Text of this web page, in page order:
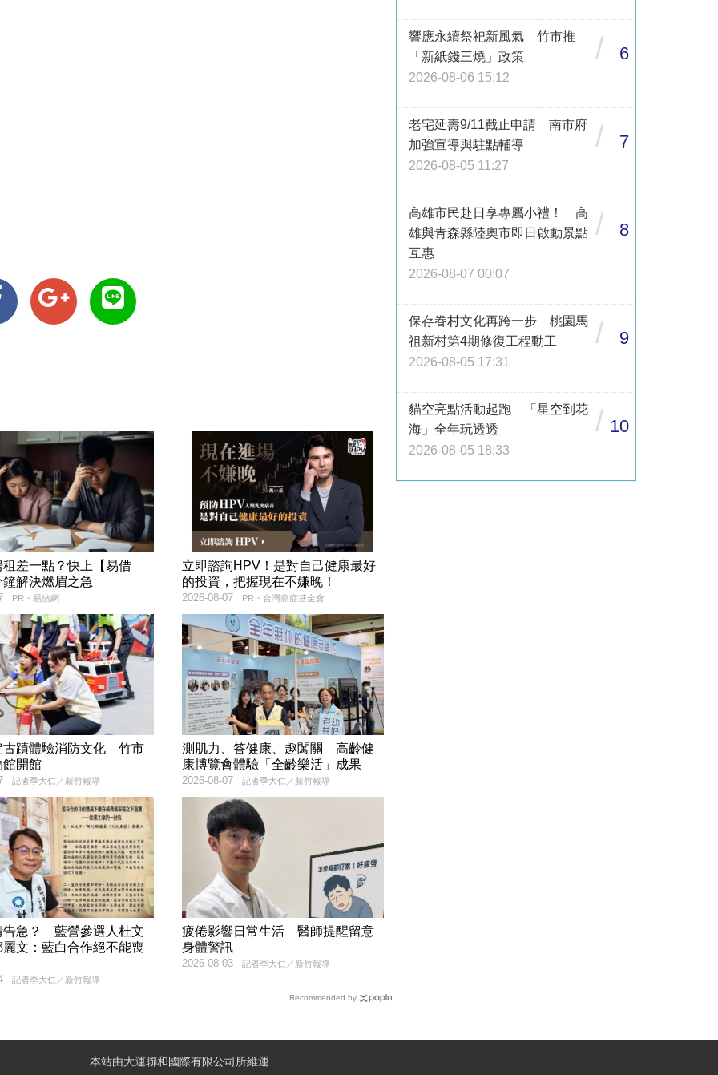
租差一點？快上【易借
解決燃眉之急
PR・易借網
立即諮詢HPV！是對自己健康最好
的投資，把握現在不嫌晚！
PR・台灣癌症基金會
2026-08-07
古蹟體驗消防文化 竹市
館開館
記者季大仁／新竹報導
測肌力、答健康、趣闖關 高齡健
康博覽會體驗「全齡樂活」成果
記者季大仁／新竹報導
2026-08-07
告急？ 藍營參選人杜文
麗文：藍白合作絕不能喪
記者季大仁／新竹報導
疲倦影響日常生活 醫師提醒留意
身體警訊
記者季大仁／新竹報導
2026-08-03
Recommended by
響應永續祭祀新風氣 竹市推
「新紙錢三燒」政策
2026-08-06 15:12
/ 6
老宅延壽9/11截止申請 南市府
加強宣導與駐點輔導
2026-08-05 11:27
/ 7
高雄市民赴日享專屬小禮！ 高
雄與青森縣陸奧市即日啟動景點
互惠
2026-08-07 00:07
/ 8
保存眷村文化再跨一步 桃園馬
祖新村第4期修復工程動工
2026-08-05 17:31
/ 9
貓空亮點活動起跑 「星空到花
海」全年玩透透
2026-08-05 18:33
/ 10
本站由大運聯和國際有限公司所維運